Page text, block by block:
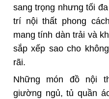
sang trọng nhưng tối
trí nội thất phong
mang tính dàn trải và
sắp xếp sao cho
rãi.
Những món đồ nội
giường ngủ, tủ quần